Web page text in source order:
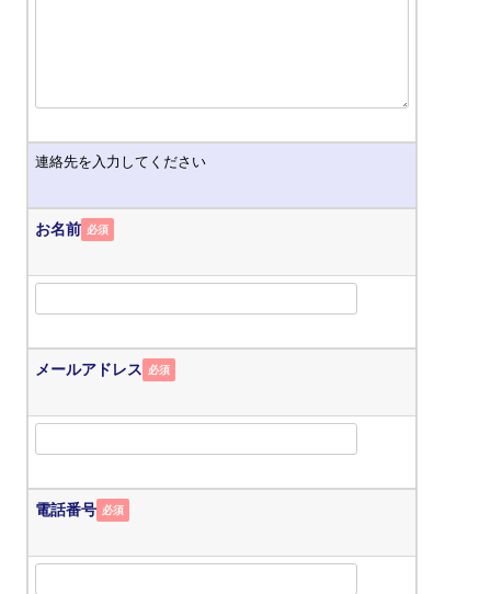
連絡先を入力してください
お名前 必須
メールアドレス 必須
電話番号 必須